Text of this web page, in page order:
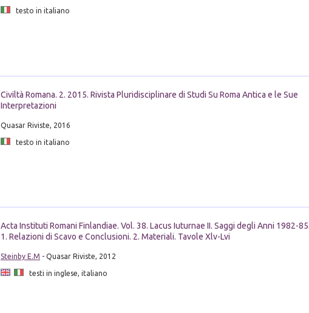
testo in italiano
Civiltà Romana. 2. 2015. Rivista Pluridisciplinare di Studi Su Roma Antica e le Sue
Interpretazioni
Quasar Riviste, 2016
testo in italiano
Acta Instituti Romani Finlandiae. Vol. 38. Lacus Iuturnae II. Saggi degli Anni 1982-85.
1. Relazioni di Scavo e Conclusioni. 2. Materiali. Tavole Xlv-Lvi
Steinby E.M - Quasar Riviste, 2012
testi in inglese, italiano